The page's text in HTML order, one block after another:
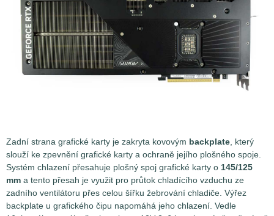
Zadní strana grafické karty je zakryta kovovým backplate, který
slouží ke zpevnění grafické karty a ochraně jejího plošného spoje.
Systém chlazení přesahuje plošný spoj grafické karty o 145/125
mm a tento přesah je využit pro průtok chladícího vzduchu ze
zadního ventilátoru přes celou šířku žebrování chladiče. Výřez
backplate u grafického čipu napomáhá jeho chlazení. Vedle